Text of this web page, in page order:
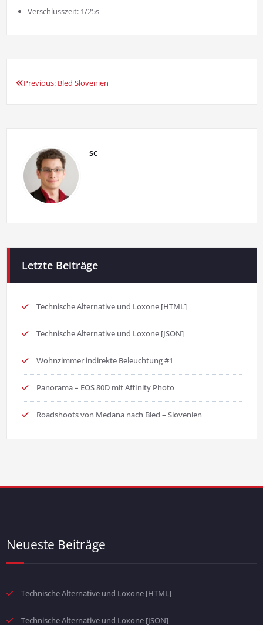
Verschlusszeit: 1/25s
Beitrags-
Previous: Bled Slovenien
sc
Letzte Beiträge
Technische Alternative und Loxone [HTML]
Technische Alternative und Loxone [JSON]
Wohnzimmer indirekte Beleuchtung #1
Panorama – EOS 80D mit Affinity Photo
Roadshoots von Medana nach Bled – Slovenien
Neueste Beiträge
Technische Alternative und Loxone [HTML]
Technische Alternative und Loxone [JSON]